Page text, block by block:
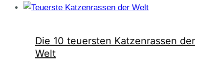
Die 10 teuersten Katzenrassen der
Welt